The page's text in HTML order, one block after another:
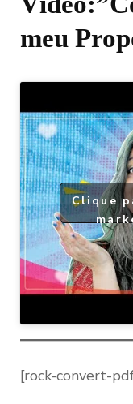
meu
Clique
[rock-convert-